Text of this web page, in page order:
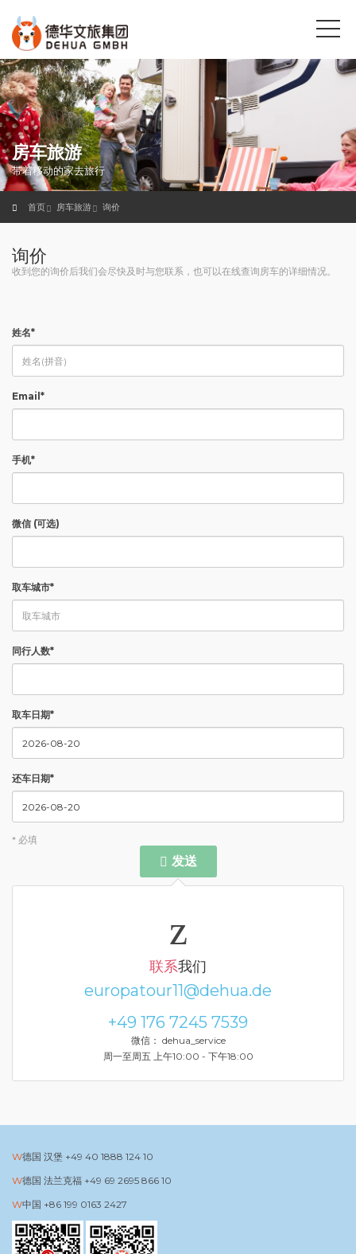
房车旅游
带着移动的家去旅行
首页 房车旅游 询价
询价
收到您的询价后我们会尽快及时与您联系，也可以在线查询房车的详细情况。
姓名*
Email*
手机*
微信 (可选)
取车城市*
同行人数*
取车日期*
还车日期*
* 必填
发送
联系我们
europatour11@dehua.de
+49 176 7245 7539
微信： dehua_service
周一至周五 上午10:00 - 下午18:00
德国 汉堡 +49 40 1888 124 10
德国 法兰克福 +49 69 2695 866 10
中国 +86 199 0163 2427